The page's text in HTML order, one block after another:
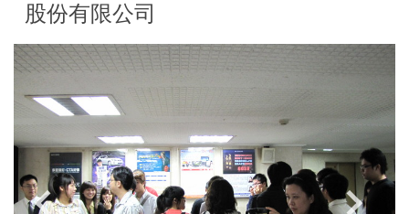
股份有限公司